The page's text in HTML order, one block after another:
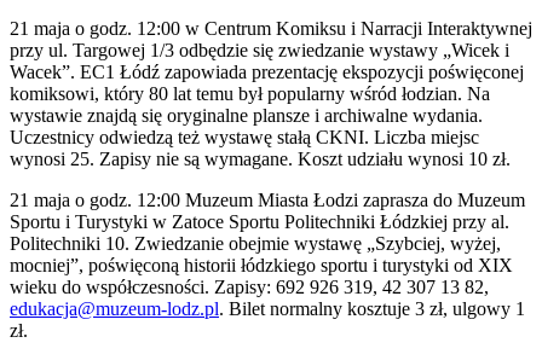
21 maja o godz. 12:00 w Centrum Komiksu i Narracji Interaktywnej
przy ul. Targowej 1/3 odbędzie się zwiedzanie wystawy „Wicek i
Wacek”. EC1 Łódź zapowiada prezentację ekspozycji poświęconej
komiksowi, który 80 lat temu był popularny wśród łodzian. Na
wystawie znajdą się oryginalne plansze i archiwalne wydania.
Uczestnicy odwiedzą też wystawę stałą CKNI. Liczba miejsc
wynosi 25. Zapisy nie są wymagane. Koszt udziału wynosi 10 zł.
21 maja o godz. 12:00 Muzeum Miasta Łodzi zaprasza do Muzeum
Sportu i Turystyki w Zatoce Sportu Politechniki Łódzkiej przy al.
Politechniki 10. Zwiedzanie obejmie wystawę „Szybciej, wyżej,
mocniej”, poświęconą historii łódzkiego sportu i turystyki od XIX
wieku do współczesności. Zapisy: 692 926 319, 42 307 13 82,
edukacja@muzeum-lodz.pl. Bilet normalny kosztuje 3 zł, ulgowy 1
zł.